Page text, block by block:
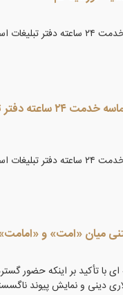
میزبانی کریمانه در سایه خورشید قم؛ حماسه خدمت ۲۴
میزبانی کریمانه در سایه
میزبانی کریمانه در سایه خورشید قم؛ حماسه خدمت ۲۴
میان «امت» و
ای با تأکید بر اینکه حضور
دینی و نمایش پیوند